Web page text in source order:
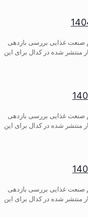
صنعت غذایی بررسی بازدهی
منتشر شده در کدال برای این
صنعت غذایی بررسی بازدهی
منتشر شده در کدال برای این
صنعت غذایی بررسی بازدهی
منتشر شده در کدال برای این